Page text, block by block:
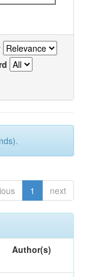
1 next
Author(s)